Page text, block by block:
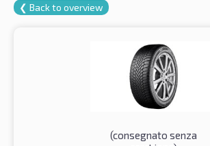
❮ Back to overview
(consegnato senza